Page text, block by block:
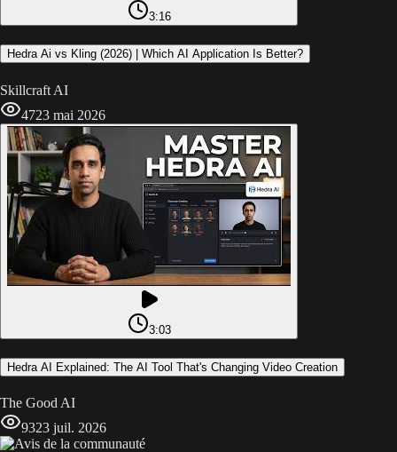
3:16
Hedra Ai vs Kling (2026) | Which AI Application Is Better?
Skillcraft AI
4723 mai 2026
3:03
Hedra AI Explained: The AI Tool That's Changing Video Creation
The Good AI
9323 juil. 2026